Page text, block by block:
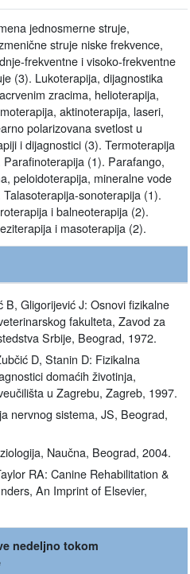
jednosmerne struje,
struje niske frekvence,
frekventne i visoko-frekventne
(3). Lukoterapija, dijagnostika
zracima, helioterapija,
aktinoterapija, laseri,
polarizovana svetlost u
i dijagnostici (3). Termoterapija
Parafinoterapija (1). Parafango,
peloidoterapija, mineralne vode
Talasoterapija-sonoterapija (1).
i balneoterapija (2).
i masoterapija (2).
B, Gligorijević J: Osnovi fizikalne
fakulteta, Zavod za
Srbije, Beograd, 1972.
D, Stanin D: Fizikalna
domaćih životinja,
u Zagrebu, Zagreb, 1997.
nervnog sistema, JS, Beograd,
Naučna, Beograd, 2004.
RA: Canine Rehabilitation &
An Imprint of Elsevier,
nedeljno tokom